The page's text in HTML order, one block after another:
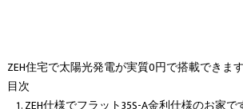
ZEH住宅で太陽光発電が実質0円で搭載できます
目次